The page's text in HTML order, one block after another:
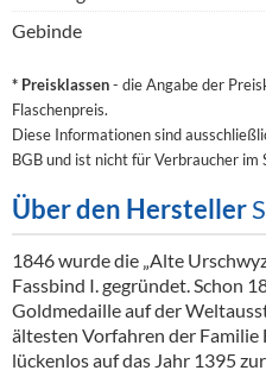
Gebinde
* Preisklassen- die Angabe der
Flaschenpreis.
Diese Informationen sind
BGB und ist nicht für Verbraucher
Über den Hersteller
1846 wurde die „Alte
Fassbind I. gegründet. Schon
Goldmedaille auf der
ältesten Vorfahren der Familie
lückenlos auf das Jahr 1395